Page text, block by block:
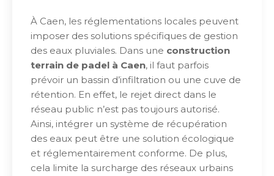
À Caen, les réglementations locales peuvent
imposer des solutions spécifiques de gestion
des eaux pluviales. Dans une construction
terrain de padel à Caen, il faut parfois
prévoir un bassin d’infiltration ou une cuve de
rétention. En effet, le rejet direct dans le
réseau public n’est pas toujours autorisé.
Ainsi, intégrer un système de récupération
des eaux peut être une solution écologique
et réglementairement conforme. De plus,
cela limite la surcharge des réseaux urbains